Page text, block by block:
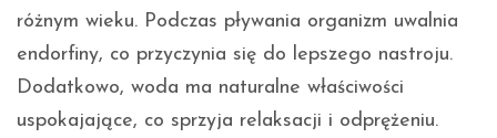
różnym wieku. Podczas pływania organizm uwalnia
endorfiny, co przyczynia się do lepszego nastroju.
Dodatkowo, woda ma naturalne właściwości
uspokajające, co sprzyja relaksacji i odprężeniu.